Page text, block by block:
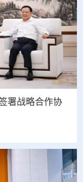
署战略合作协